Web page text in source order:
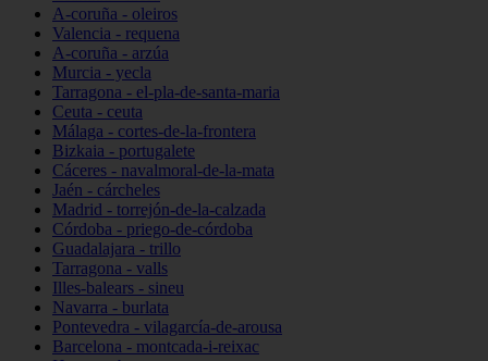
A-coruña - oleiros
Valencia - requena
A-coruña - arzúa
Murcia - yecla
Tarragona - el-pla-de-santa-maria
Ceuta - ceuta
Málaga - cortes-de-la-frontera
Bizkaia - portugalete
Cáceres - navalmoral-de-la-mata
Jaén - cárcheles
Madrid - torrejón-de-la-calzada
Córdoba - priego-de-córdoba
Guadalajara - trillo
Tarragona - valls
Illes-balears - sineu
Navarra - burlata
Pontevedra - vilagarcía-de-arousa
Barcelona - montcada-i-reixac